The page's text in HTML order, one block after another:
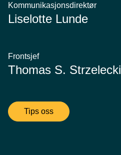
Kommunikasjonsdirektør
Liselotte Lunde
Frontsjef
Thomas S. Strzelecki
Tips oss